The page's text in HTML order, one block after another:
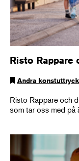
Risto Rappare
Andra konstuttryck
Risto Rappare och
som tar oss med på